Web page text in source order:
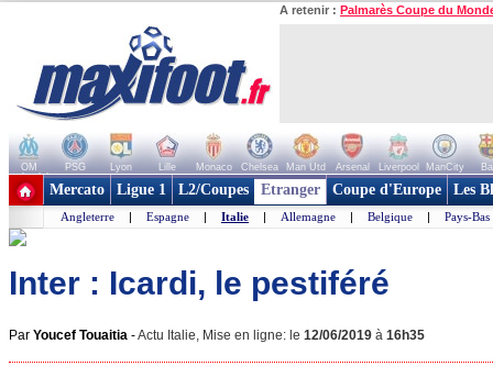
A retenir : Palmarès Coupe du
OM PSG Lyon Lille Monaco Chelsea Man Utd Arsenal Liverpool ManCity
+ de clubs
Mercato Ligue 1 L2/Coupes Etranger Coupe d'Europe Les
Angleterre | Espagne | Italie | Allemagne | Belgique | Pays-Bas
Inter : Icardi, le pestiféré
Par Youcef Touaitia -Actu Italie, Mise en ligne: le 12/06/2019 à 16h35